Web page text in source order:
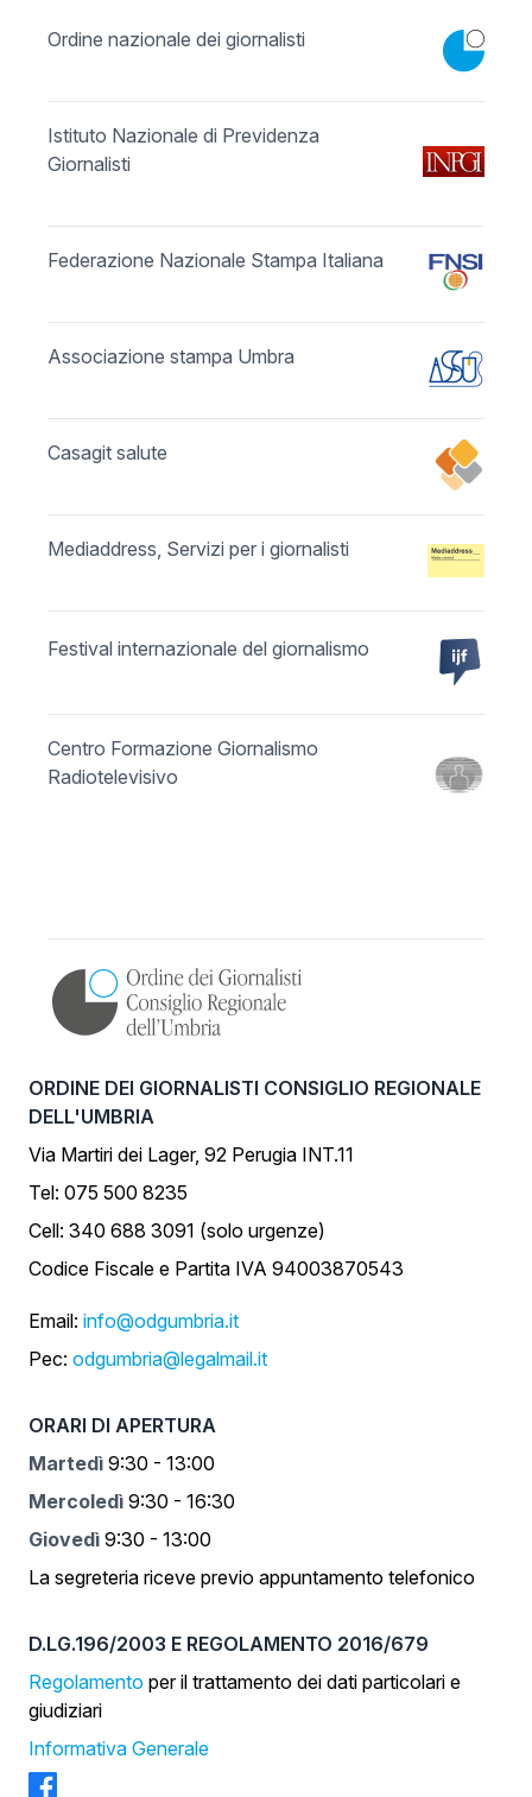
Ordine nazionale dei giornalisti
Istituto Nazionale di Previdenza
Giornalisti
Federazione Nazionale Stampa Italiana
Associazione stampa Umbra
Casagit salute
Mediaddress, Servizi per i giornalisti
Festival internazionale del giornalismo
Centro Formazione Giornalismo
Radiotelevisivo
ORDINE DEI GIORNALISTI CONSIGLIO REGIONALE
DELL'UMBRIA
Via Martiri dei Lager, 92 Perugia INT.11
Tel: 075 500 8235
Cell: 340 688 3091 (solo urgenze)
Codice Fiscale e Partita IVA 94003870543
Email: info@odgumbria.it
Pec: odgumbria@legalmail.it
ORARI DI APERTURA
Martedì 9:30 - 13:00
Mercoledì 9:30 - 16:30
Giovedì 9:30 - 13:00
La segreteria riceve previo appuntamento telefonico
D.LG.196/2003 E REGOLAMENTO 2016/679
Regolamento per il trattamento dei dati particolari e
giudiziari
Informativa Generale